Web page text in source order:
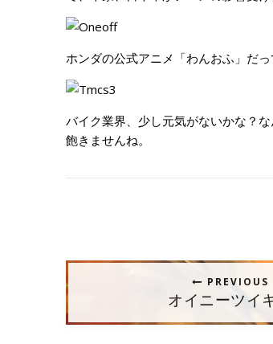
ホンダの公式アニメ 「わんおふ」 だ
バイク業界、少し元気がないかな？
飽きませんね。
PREVIOUS
オイニーツイ